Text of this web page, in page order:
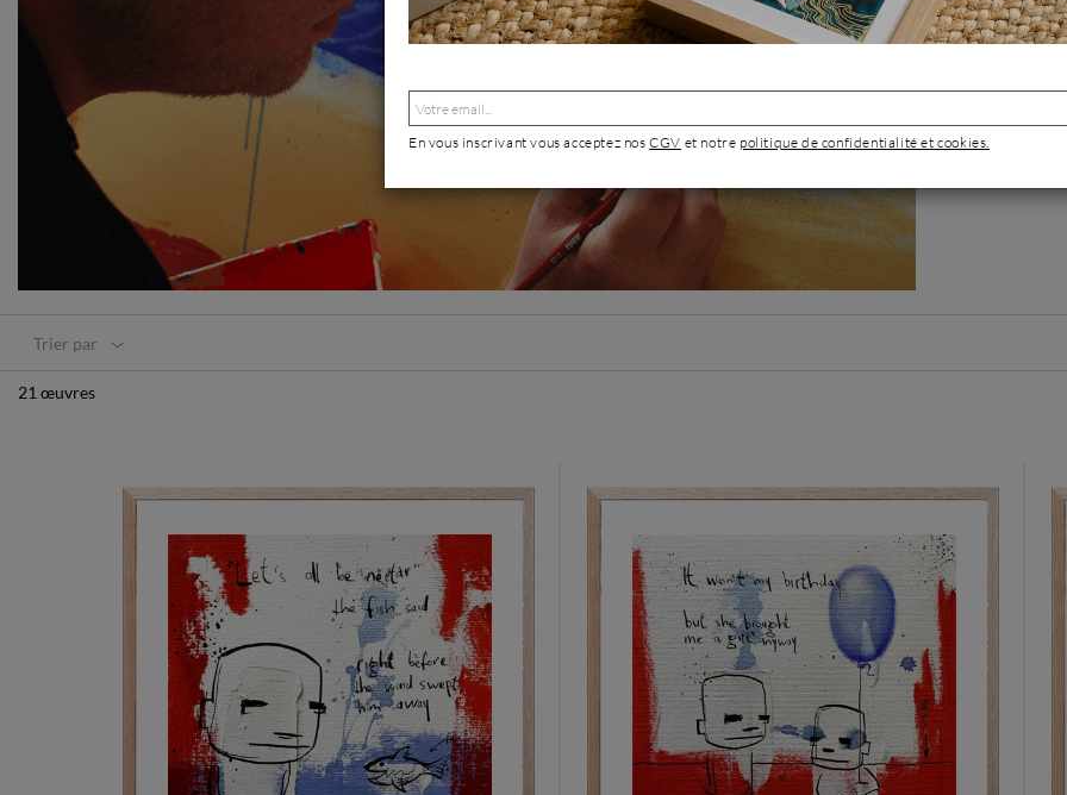
Après ses
sent qu’il ne
alors à peindre
Jan-Hein incite
Trier par
21 œuvres
En vous inscrivant vous acceptez nosCGV et notre politique de confidentialité et cookies.